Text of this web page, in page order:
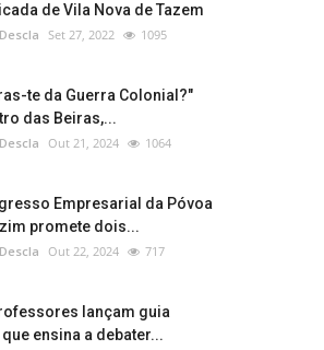
de Vila Nova de Tazem
Set 27, 2022 1095
te da Guerra Colonial?"
das Beiras,...
Out 21, 2024 1064
Empresarial da Póvoa
promete dois...
Out 22, 2024 717
lançam guia
ensina a debater...